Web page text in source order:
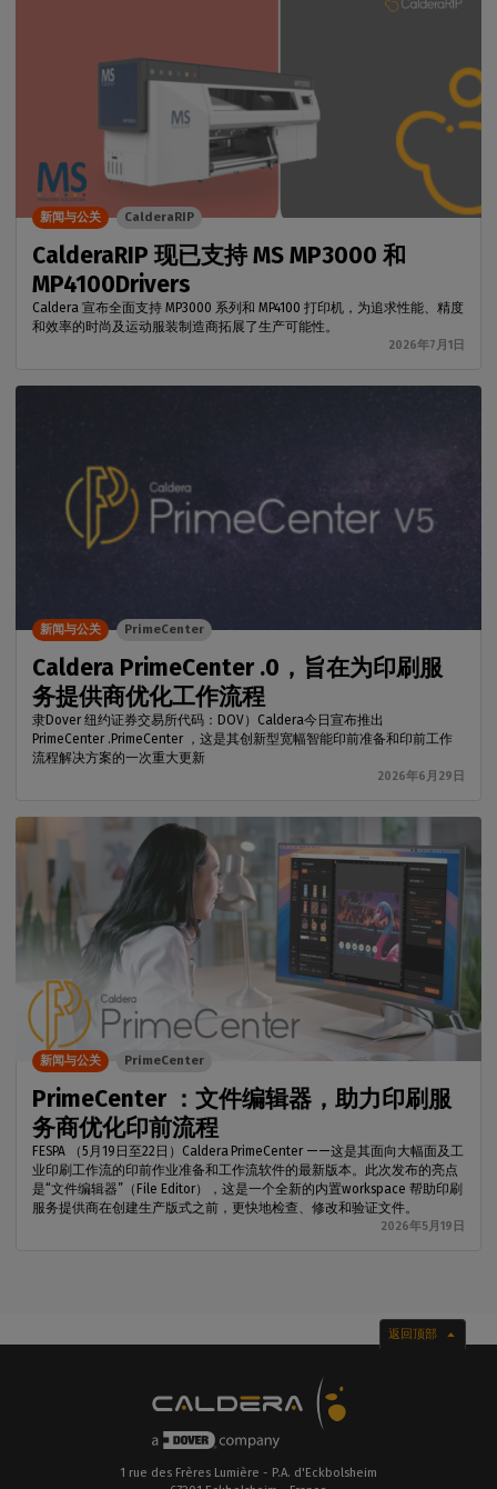
CalderaRIP 现已支持 MS MP3000 和
MP4100Drivers
Caldera 宣布全面支持 MP3000 系列和 MP4100 打印机，为追求性能、精度
和效率的时尚及运动服装制造商拓展了生产可能性。
2026年7月1日
新闻与公关 CalderaRIP
Caldera PrimeCenter .0，旨在为印刷服
务提供商优化工作流程
隶Dover 纽约证券交易所代码：DOV）Caldera今日宣布推出
PrimeCenter .PrimeCenter ，这是其创新型宽幅智能印前准备和印前工作
流程解决方案的一次重大更新
2026年6月29日
新闻与公关 PrimeCenter
PrimeCenter ：文件编辑器，助力印刷服
务商优化印前流程
FESPA （5月19日至22日）Caldera PrimeCenter ——这是其面向大幅面及工
业印刷工作流的印前作业准备和工作流软件的最新版本。此次发布的亮点
是“文件编辑器”（File Editor），这是一个全新的内置workspace 帮助印刷
服务提供商在创建生产版式之前，更快地检查、修改和验证文件。
2026年5月19日
新闻与公关 PrimeCenter
返回顶部
1 rue des Frères Lumière - P.A. d'Eckbolsheim